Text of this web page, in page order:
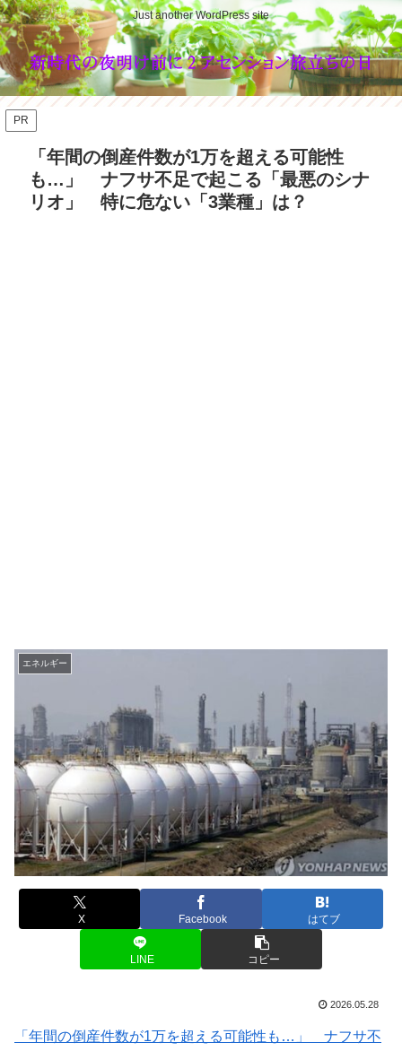
Just another WordPress site
PR
「年間の倒産件数が1万を超える可能性
も…」 ナフサ不足で起こる「最悪のシナ
リオ」 特に危ない「3業種」は？
エネルギー
X Facebook はてブ
LINE コピー
2026.05.28
「年間の倒産件数が1万を超える可能性も…」 ナフサ不